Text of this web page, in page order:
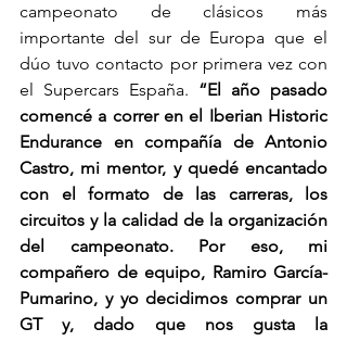
campeonato de clásicos más
importante del sur de Europa que el
dúo tuvo contacto por primera vez con
el Supercars España. “El año pasado
comencé a correr en el Iberian Historic
Endurance en compañía de Antonio
Castro, mi mentor, y quedé encantado
con el formato de las carreras, los
circuitos y la calidad de la organización
del campeonato. Por eso, mi
compañero de equipo, Ramiro García-
Pumarino, y yo decidimos comprar un
GT y, dado que nos gusta la